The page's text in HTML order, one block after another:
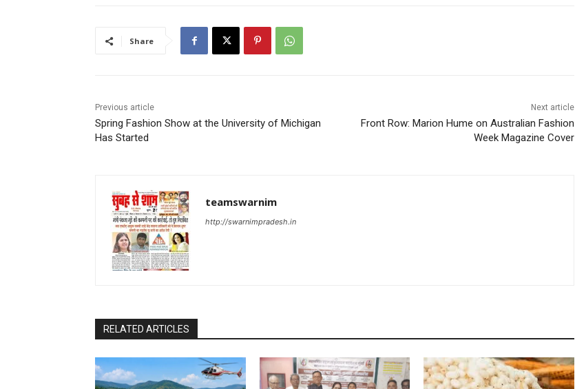
Share
Previous article
Spring Fashion Show at the University of Michigan
Has Started
Next article
Front Row: Marion Hume on Australian Fashion
Week Magazine Cover
teamswarnim
http://swarnimpradesh.in
RELATED ARTICLES